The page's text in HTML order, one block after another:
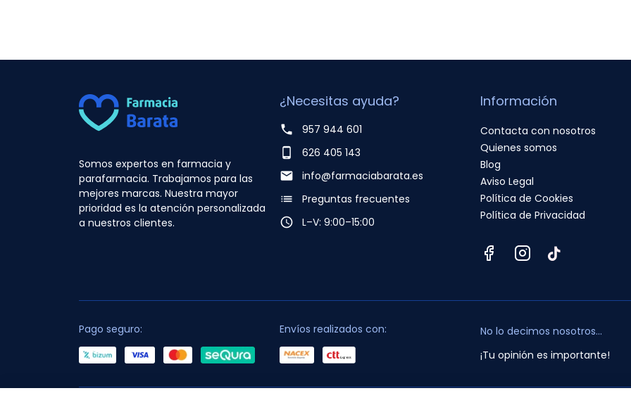
Somos expertos en farmacia y
parafarmacia. Trabajamos para las
mejores marcas. Nuestra mayor
prioridad es la atención personalizada
a nuestros clientes.
¿Necesitas ayuda?
phone
957 944 601
phone_android
626 405 143
email
info@farmaciabarata.es
list
Preguntas frecuentes
access_time
L–V: 9:00–15:00
Información
Contacta con nosotros
Quienes somos
Blog
Aviso Legal
Política de Cookies
Política de Privacidad
Pago seguro: Envíos realizados con:
No lo decimos nosotros...
¡Tu opinión es importante!